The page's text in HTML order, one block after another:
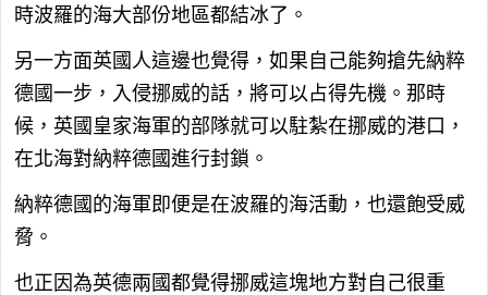
時波羅的海大部份地區都結冰了。
另一方面英國人這邊也覺得，如果自己能夠搶先納粹
德國一步，入侵挪威的話，將可以占得先機。那時
候，英國皇家海軍的部隊就可以駐紮在挪威的港口，
在北海對納粹德國進行封鎖。
納粹德國的海軍即便是在波羅的海活動，也還飽受威
脅。
也正因為英德兩國都覺得挪威這塊地方對自己很重